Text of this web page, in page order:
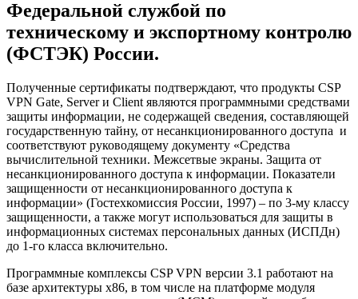
Федеральной службой по
техническому и экспортному контролю
(ФСТЭК) России.
Полученные сертификаты подтверждают, что продукты CSP
VPN Gate, Server и Client являются программными средствами
защиты информации, не содержащей сведения, составляющей
государственную тайну, от несанкционированного доступа и
соответствуют руководящему документу «Средства
вычислительной техники. Межсетвые экраны. Защита от
несанкционированного доступа к информации. Показатели
защищенности от несанкционированного доступа к
информации» (Гостехкомиссия России, 1997) – по 3-му классу
защищенности, а также могут использоваться для защиты в
информационных системах персональных данных (ИСПДн)
до 1-го класса включительно.
Программные комплексы CSP VPN версии 3.1 работают на
базе архитектуры x86, в том числе на платформе модуля